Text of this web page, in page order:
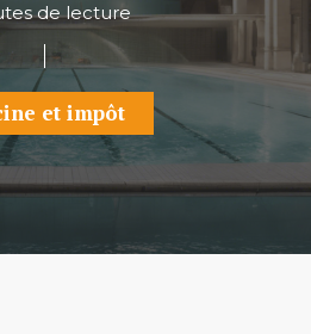
de lecture
et impôt